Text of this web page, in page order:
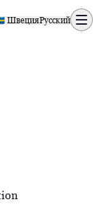
ШвецияРусский